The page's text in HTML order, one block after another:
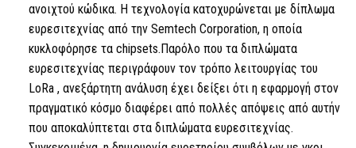
ανοιχτού κώδικα. Η τεχνολογία κατοχυρώνεται με δίπλωμα
ευρεσιτεχνίας από την Semtech Corporation, η οποία
κυκλοφόρησε τα chipsets.Παρόλο που τα διπλώματα
ευρεσιτεχνίας περιγράφουν τον τρόπο λειτουργίας του
LoRa, ανεξάρτητη ανάλυση έχει δείξει ότι η εφαρμογή στον
πραγματικό κόσμο διαφέρει από πολλές απόψεις από αυτήν
που αποκαλύπτεται στα διπλώματα ευρεσιτεχνίας.